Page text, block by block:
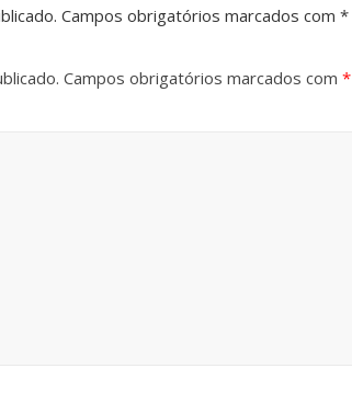
Campos obrigatórios marcados com *
Campos obrigatórios marcados com *